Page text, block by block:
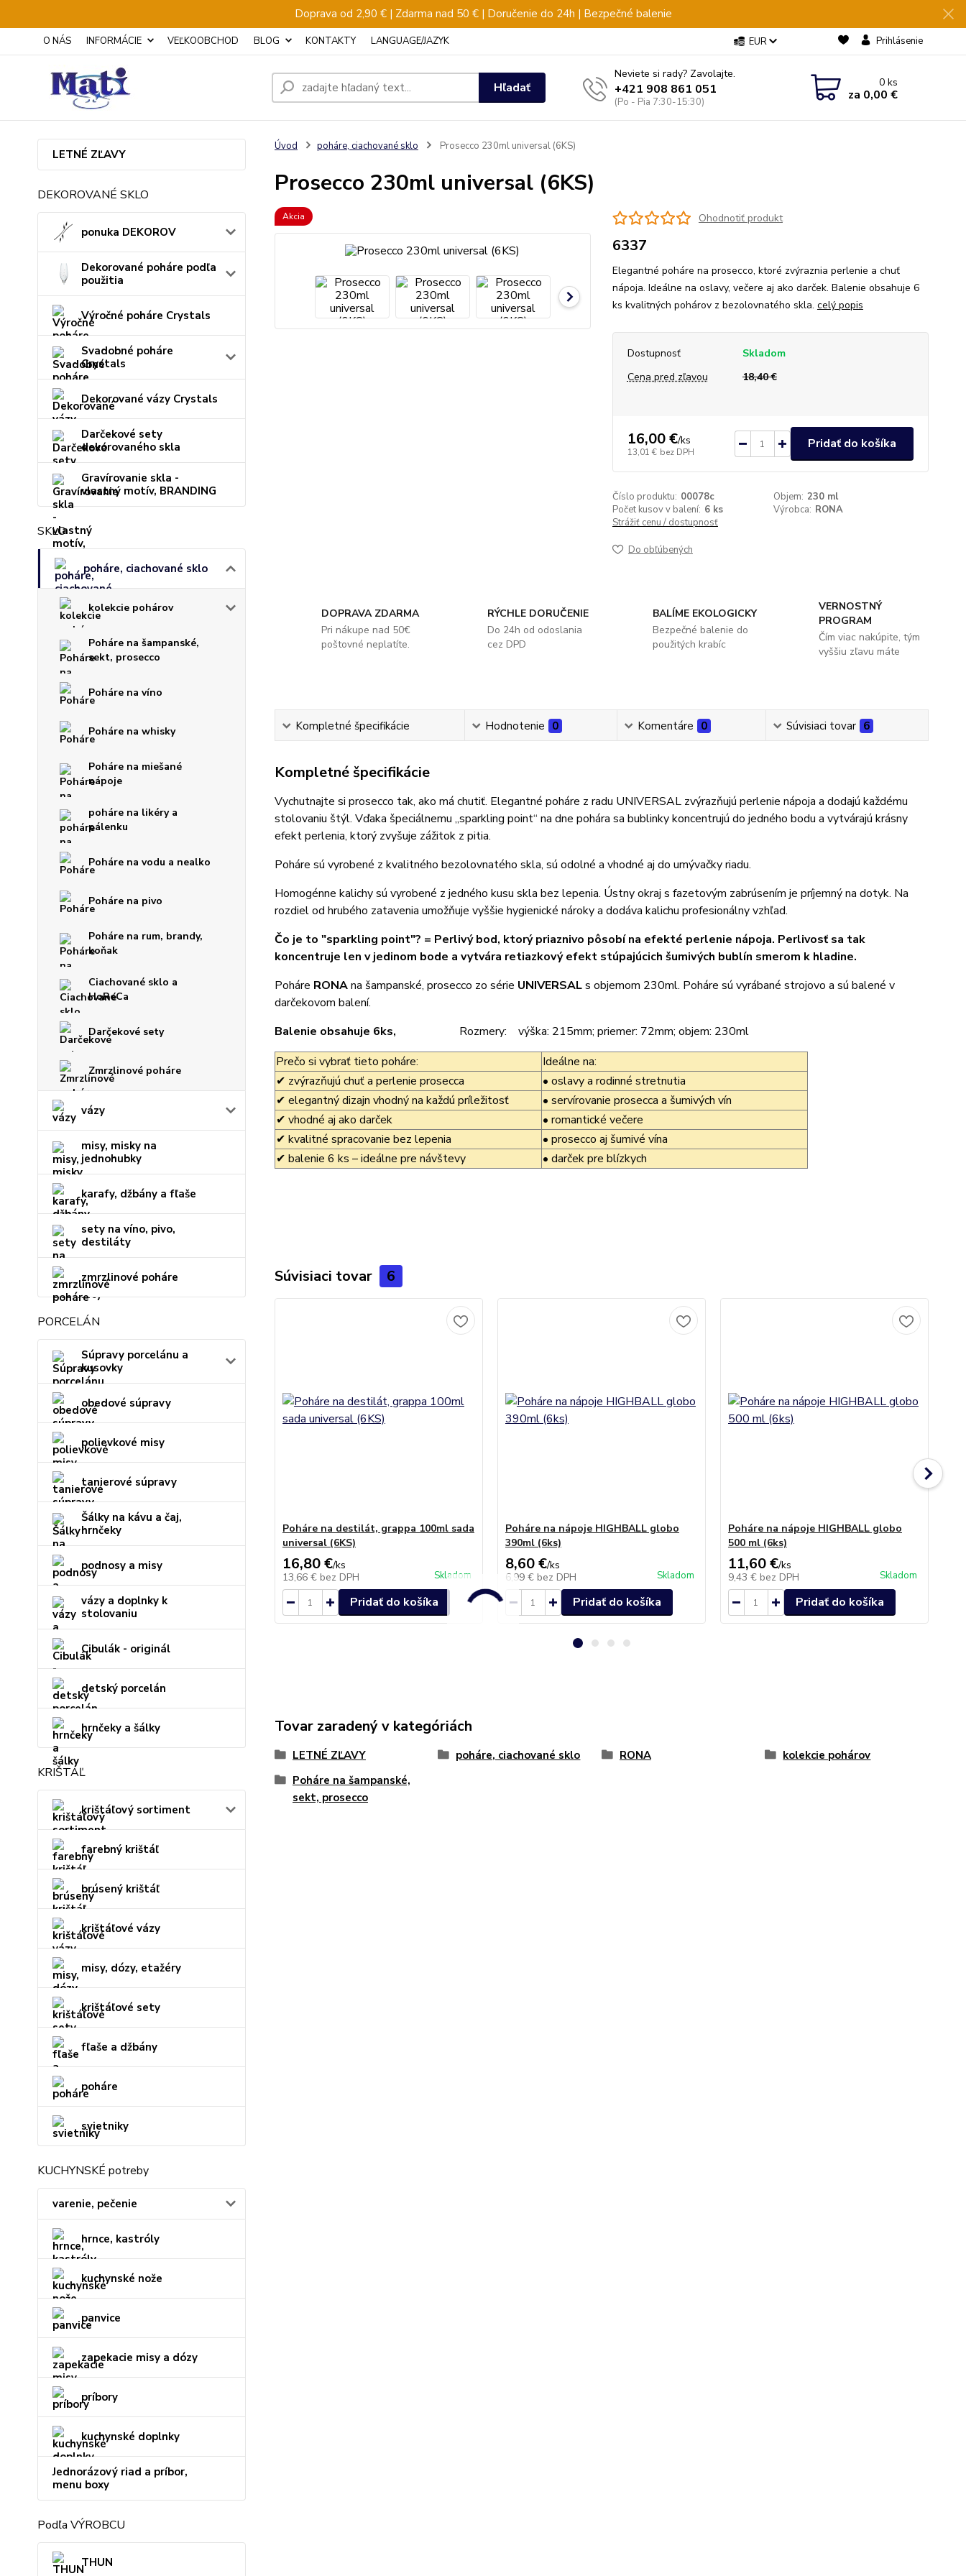
Doprava od 2,90 € | Zdarma nad 50 € | Doručenie do 24h | Bezpečné balenie
O NÁS INFORMÁCIE VEĽKOOBCHOD BLOG KONTAKTY LANGUAGE/JAZYK EUR Prihlásenie
Hľadať
Neviete si rady? Zavolajte.
+421 908 861 051
(Po - Pia 7:30-15:30)
0ks
za 0,00 €
LETNÉ ZĽAVY
DEKOROVANÉ SKLO
ponuka DEKOROV
Dekorované poháre podľa
použitia
Výročné poháre Crystals
Svadobné poháre
Crystals
Dekorované vázy Crystals
Darčekové sety
dekorovaného skla
Gravírovanie skla -
vlastný motív, BRANDING
SKLO
poháre, ciachované sklo
kolekcie pohárov
Poháre na šampanské,
sekt, prosecco
Poháre na víno
Poháre na whisky
Poháre na miešané
nápoje
poháre na likéry a
pálenku
Poháre na vodu a nealko
Poháre na pivo
Poháre na rum, brandy,
koňak
Ciachované sklo a
HoReCa
Darčekové sety
Zmrzlinové poháre
vázy
misy, misky na
jednohubky
karafy, džbány a fľaše
sety na víno, pivo,
destiláty
zmrzlinové poháre
PORCELÁN
Súpravy porcelánu a
kusovky
obedové súpravy
polievkové misy
tanierové súpravy
Šálky na kávu a čaj,
hrnčeky
podnosy a misy
vázy a doplnky k
stolovaniu
Cibulák - originál
detský porcelán
hrnčeky a šálky
KRIŠTÁĽ
krištáľový sortiment
farebný krištáľ
brúsený krištáľ
krištáľové vázy
misy, dózy, etažéry
krištáľové sety
fľaše a džbány
poháre
svietniky
KUCHYNSKÉ potreby
varenie, pečenie
hrnce, kastróly
kuchynské nože
panvice
zapekacie misy a dózy
príbory
kuchynské doplnky
Jednorázový riad a príbor,
menu boxy
Podľa VÝROBCU
THUN
Úvod poháre, ciachované sklo Prosecco 230ml universal (6KS)
Prosecco 230ml universal (6KS)
Akcia Ohodnotiť produkt
6337
Elegantné poháre na prosecco, ktoré zvýraznia perlenie a chuť
nápoja. Ideálne na oslavy, večere aj ako darček. Balenie obsahuje 6
ks kvalitných pohárov z bezolovnatého skla. celý popis
Dostupnosť
Skladom
Cena pred zľavou
18,40 €
16,00 €/ks
13,01 € bez DPH
Pridať do košíka
Číslo produktu: 00078c Objem: 230 ml
Počet kusov v balení: 6 ks Výrobca: RONA
Strážiť cenu / dostupnosť
Do obľúbených
DOPRAVA ZDARMA
Pri nákupe nad 50€
poštovné neplatíte.
RÝCHLE DORUČENIE
Do 24h od odoslania
cez DPD
BALÍME EKOLOGICKY
Bezpečné balenie do
použitých krabíc
VERNOSTNÝ
PROGRAM
Čím viac nakúpite, tým
vyššiu zľavu máte
Kompletné špecifikácie Hodnotenie 0 Komentáre 0 Súvisiaci tovar 6
Kompletné špecifikácie
Vychutnajte si prosecco tak, ako má chutiť. Elegantné poháre z radu UNIVERSAL zvýrazňujú perlenie nápoja a dodajú každému
stolovaniu štýl. Vďaka špeciálnemu „sparkling point“ na dne pohára sa bublinky koncentrujú do jedného bodu a vytvárajú krásny
efekt perlenia, ktorý zvyšuje zážitok z pitia.
Poháre sú vyrobené z kvalitného bezolovnatého skla, sú odolné a vhodné aj do umývačky riadu.
Homogénne kalichy sú vyrobené z jedného kusu skla bez lepenia. Ústny okraj s fazetovým zabrúsením je príjemný na dotyk. Na
rozdiel od hrubého zatavenia umožňuje vyššie hygienické nároky a dodáva kalichu profesionálny vzhľad.
Čo je to "sparkling point"? = Perlivý bod, ktorý priaznivo pôsobí na efekté perlenie nápoja. Perlivosť sa tak
koncentruje len v jedinom bode a vytvára retiazkový efekt stúpajúcich šumivých bublín smerom k hladine.
Poháre RONAna šampanské, prosecco zo série UNIVERSALs objemom 230ml. Poháre sú vyrábané strojovo a sú balené v
darčekovom balení.
Balenie obsahuje 6ks, Rozmery: výška: 215mm; priemer: 72mm; objem: 230ml
Prečo si vybrať tieto poháre:
Ideálne na:
✔ zvýrazňujú chuť a perlenie prosecca
• oslavy a rodinné stretnutia
✔ elegantný dizajn vhodný na každú príležitosť
• servírovanie prosecca a šumivých vín
✔ vhodné aj ako darček
• romantické večere
✔ kvalitné spracovanie bez lepenia
• prosecco aj šumivé vína
✔ balenie 6 ks – ideálne pre návštevy
• darček pre blízkych
Súvisiaci tovar 6
Poháre na destilát, grappa 100ml sada
universal (6KS)
16,80 €/ks
13,66 € bez DPH Skladom
Pridať do košíka
Poháre na nápoje HIGHBALL globo
390ml (6ks)
8,60 €/ks
6,99 € bez DPH Skladom
Pridať do košíka
Poháre na nápoje HIGHBALL globo
500 ml (6ks)
11,60 €/ks
9,43 € bez DPH Skladom
Pridať do košíka
Tovar zaradený v kategóriách
LETNÉ ZĽAVY poháre, ciachované sklo RONA
kolekcie pohárov
Poháre na šampanské,
sekt, prosecco